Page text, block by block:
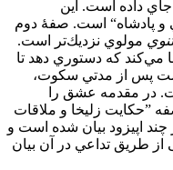
جاي داده است. اين
و پادشاه“ است. صفۀ دوم
مولوي نزديك‌تر است.
كه دستوري دهد تا
است پس از مدتي سكوت،
در مقدمه عشق را
”حكايت زليخا و ملاقات
اپيزود بيان شده است و
از طريق تداعي در آن بيان